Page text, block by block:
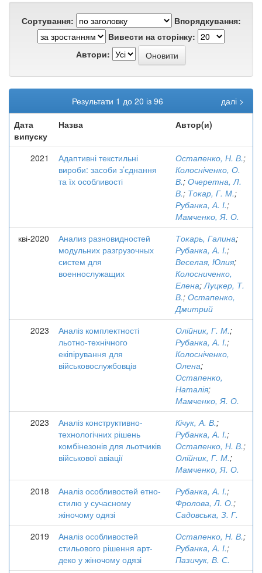
Сортування:
Впорядкування:
Вивести на сторінку:
Автори:
Результати 1 до 20 із 96
далі >
Дата
випуску
Назва Автор(и)
2021
Адаптивні текстильні
вироби: засоби з’єднання
та їх особливості
Остапенко, Н. В.;
Колосніченко, О.
В.; Очеретна, Л.
В.; Токар, Г. М.;
Рубанка, А. І.;
Мамченко, Я. О.
кві-2020
Анализ разновидностей
модульних разгрузочных
систем для
военнослужащих
Токарь, Галина;
Рубанка, А. І.;
Веселая, Юлия;
Колосниченко,
Елена;Луцкер, Т.
В.; Остапенко,
Дмитрий
2023
Аналіз комплектності
льотно-технічного
екіпірування для
військовослужбовців
Олійник, Г. М.;
Рубанка, А. І.;
Колосніченко,
Олена;
Остапенко,
Наталія;
Мамченко, Я. О.
2023
Аналіз конструктивно-
технологічних рішень
комбінезонів для льотчиків
військової авіації
Кічук, А. В.;
Рубанка, А. І.;
Остапенко, Н. В.;
Олійник, Г. М.;
Мамченко, Я. О.
2018
Аналіз особливостей етно-
стилю у сучасному
жіночому одязі
Рубанка, А. І.;
Фролова, Л. О.;
Садовська, З. Г.
2019
Аналіз особливостей
стильового рішення арт-
деко у жіночому одязі
Остапенко, Н. В.;
Рубанка, А. І.;
Пазичук, В. С.